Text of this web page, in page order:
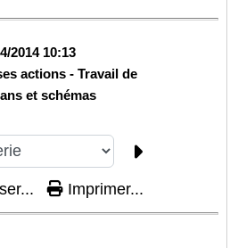
2014 10:13
actions -Travail de
et schémas
Imprimer...